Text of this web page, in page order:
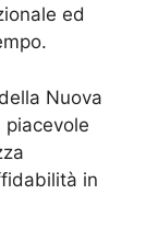
ed
Nuova
piacevole
in